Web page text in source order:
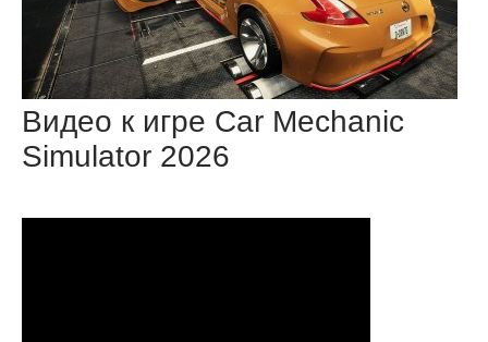
Видео к игре Car Mechanic
Simulator 2026